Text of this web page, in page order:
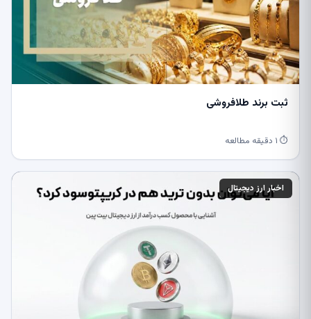
ثبت برند طلافروشی
⏱ ۱ دقیقه مطالعه
اخبار ارز دیجیتال